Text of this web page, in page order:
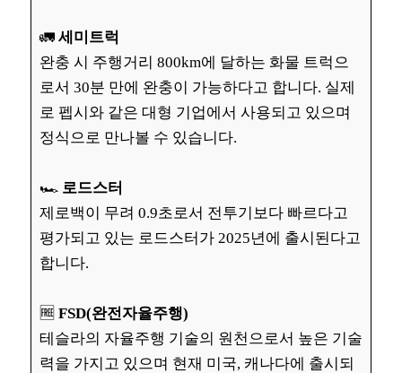
🚛 세미트럭
완충 시 주행거리 800km에 달하는 화물 트럭으
로서 30분 만에 완충이 가능하다고 합니다. 실제
로 펩시와 같은 대형 기업에서 사용되고 있으며
정식으로 만나볼 수 있습니다.
🏎️ 로드스터
제로백이 무려 0.9초로서 전투기보다 빠르다고
평가되고 있는 로드스터가 2025년에 출시된다고
합니다.
🆓 FSD(완전자율주행)
테슬라의 자율주행 기술의 원천으로서 높은 기술
력을 가지고 있으며 현재 미국, 캐나다에 출시되